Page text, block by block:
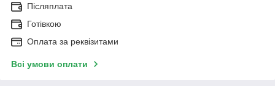
Післяплата
Готівкою
Оплата за реквізитами
Всі умови оплати